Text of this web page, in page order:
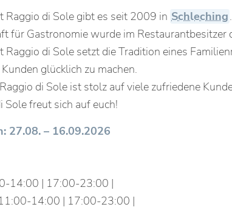
Raggio di Sole gibt es seit 2009 in Schleching.
für Gastronomie wurde im Restaurantbesitzer
Raggio di Sole setzt die Tradition eines
glücklich zu machen.
di Sole ist stolz auf viele zufriedene
Sole freut sich auf euch!
27.08. – 16.09.2026
14:00 | 17:00-23:00 |
14:00 | 17:00-23:00 |